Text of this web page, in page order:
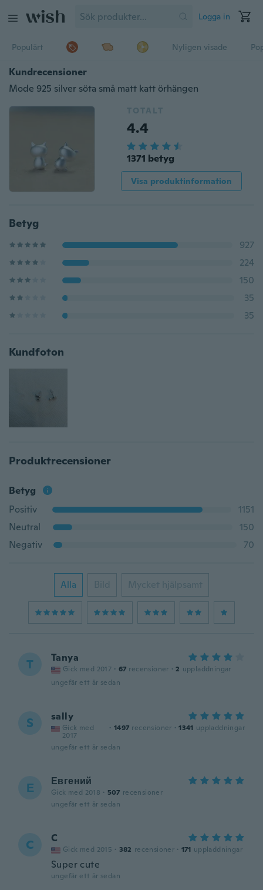
Logga in
Populärt Nyligen visade
Kundrecensioner
Mode 925 silver söta små matt katt örhängen
TOTALT
4.4
1371 betyg
Visa produktinformation
Betyg
927
224
150
35
35
Kundfoton
Produktrecensioner
Betyg
Positiv
1151
Neutral
150
Negativ
70
Alla Bild Mycket hjälpsamt
T Tanya
Gick med 2017 · 67 recensioner · 2 uppladdningar
ungefär ett år sedan
S sally
Gick med
2017
· 1497 recensioner · 1341 uppladdningar
ungefär ett år sedan
Е Евгений
Gick med 2018 · 507 recensioner
ungefär ett år sedan
C C
Gick med 2015 · 382 recensioner · 171 uppladdningar
Super cute
ungefär ett år sedan